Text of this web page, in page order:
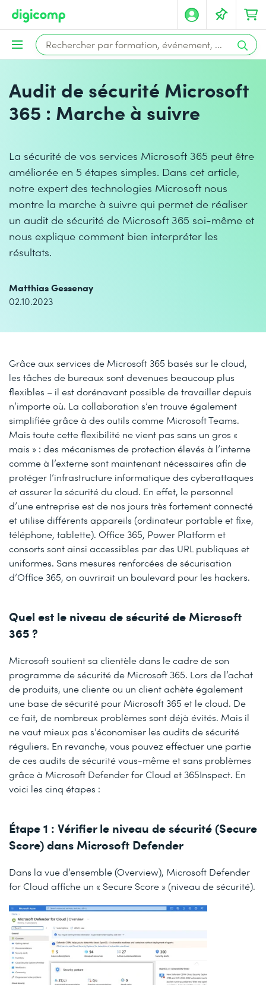
Audit de sécurité Microsoft
365 : Marche à suivre
La sécurité de vos services Microsoft 365 peut être
améliorée en 5 étapes simples. Dans cet article,
notre expert des technologies Microsoft nous
montre la marche à suivre qui permet de réaliser
un audit de sécurité de Microsoft 365 soi-même et
nous explique comment bien interpréter les
résultats.
Matthias Gessenay
02.10.2023
Grâce aux services de Microsoft 365 basés sur le cloud,
les tâches de bureaux sont devenues beaucoup plus
flexibles – il est dorénavant possible de travailler depuis
n’importe où. La collaboration s’en trouve également
simplifiée grâce à des outils comme Microsoft Teams.
Mais toute cette flexibilité ne vient pas sans un gros «
mais » : des mécanismes de protection élevés à l’interne
comme à l’externe sont maintenant nécessaires afin de
protéger l’infrastructure informatique des cyberattaques
et assurer la sécurité du cloud. En effet, le personnel
d’une entreprise est de nos jours très fortement connecté
et utilise différents appareils (ordinateur portable et fixe,
téléphone, tablette). Office 365, Power Platform et
consorts sont ainsi accessibles par des URL publiques et
uniformes. Sans mesures renforcées de sécurisation
d’Office 365, on ouvrirait un boulevard pour les hackers.
Quel est le niveau de sécurité de Microsoft
365 ?
Microsoft soutient sa clientèle dans le cadre de son
programme de sécurité de Microsoft 365. Lors de l’achat
de produits, une cliente ou un client achète également
une base de sécurité pour Microsoft 365 et le cloud. De
ce fait, de nombreux problèmes sont déjà évités. Mais il
ne vaut mieux pas s’économiser les audits de sécurité
réguliers. En revanche, vous pouvez effectuer une partie
de ces audits de sécurité vous-même et sans problèmes
grâce à Microsoft Defender for Cloud et 365Inspect. En
voici les cinq étapes :
Étape 1 : Vérifier le niveau de sécurité (Secure
Score) dans Microsoft Defender
Dans la vue d’ensemble (Overview), Microsoft Defender
for Cloud affiche un « Secure Score » (niveau de sécurité).